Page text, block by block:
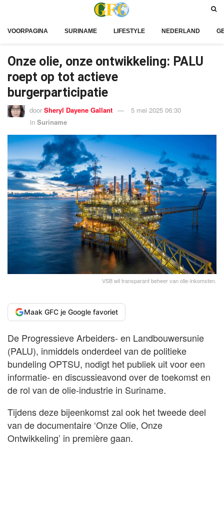
VOORPAGINA SURINAME LIFESTYLE NEDERLAND
Onze olie, onze ontwikkeling: PALU
roept op tot actieve
burgerparticipatie
door Sheryl Dayene Gallant
5 mei 2025 06:30
in Suriname
VSB wil transparant beheer van olie-inkomsten.
Maak GFC je Google favoriet
De Progressieve Arbeiders- en Landbouwersunie
(PALU), inmiddels onderdeel van de politieke
bundeling OPTSU, nodigt het publiek uit voor een
informatie- en discussieavond over de toekomst en
de rol van de olie-industrie in Suriname.
Tijdens deze bijeenkomst zal ook het tweede deel
van de documentaire ‘Onze Olie, Onze
Ontwikkeling’ in première gaan.